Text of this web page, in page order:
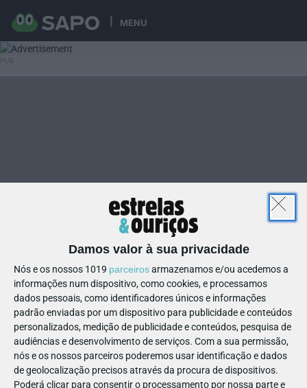
MENU
Damos valor à sua privacidade
Nós e os nossos 1019 parceirosarmazenamos e/ou acedemos a
informações num dispositivo, como cookies, e processamos
dados pessoais, como identificadores únicos e informações
padrão enviadas por um dispositivo para publicidade e conteúdos
personalizados, medição de publicidade e conteúdos, pesquisa de
audiências e desenvolvimento de serviços. Com a sua permissão,
nós e os nossos parceiros poderemos usar identificação e dados
de geolocalização precisos através da procura de dispositivos.
Poderá clicar para consentir o processamento por nossa parte e
23